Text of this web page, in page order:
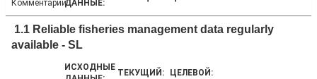
Комментарии
1.1 Reliable fisheries management data regularly
available - SL